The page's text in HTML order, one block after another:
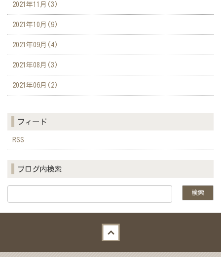
2021年11月(3)
2021年10月(9)
2021年09月(4)
2021年08月(3)
2021年06月(2)
フィード
RSS
ブログ内検索